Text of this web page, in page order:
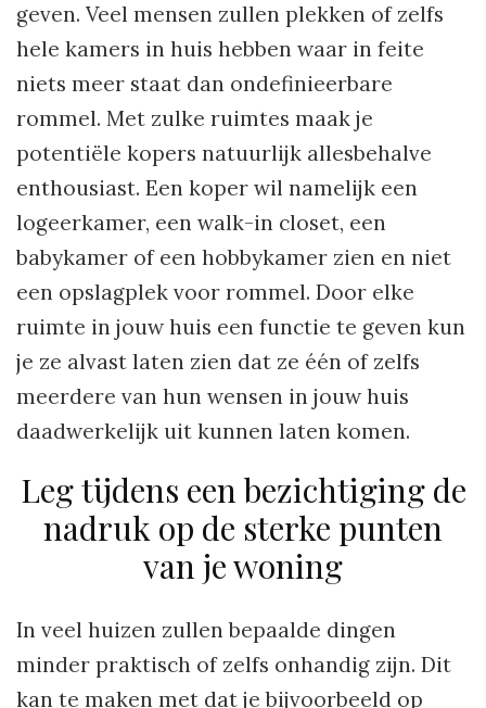
geven. Veel mensen zullen plekken of zelfs
hele kamers in huis hebben waar in feite
niets meer staat dan ondefinieerbare
rommel. Met zulke ruimtes maak je
potentiële kopers natuurlijk allesbehalve
enthousiast. Een koper wil namelijk een
logeerkamer, een walk-in closet, een
babykamer of een hobbykamer zien en niet
een opslagplek voor rommel. Door elke
ruimte in jouw huis een functie te geven kun
je ze alvast laten zien dat ze één of zelfs
meerdere van hun wensen in jouw huis
daadwerkelijk uit kunnen laten komen.
Leg tijdens een bezichtiging de
nadruk op de sterke punten
van je woning
In veel huizen zullen bepaalde dingen
minder praktisch of zelfs onhandig zijn. Dit
kan te maken met dat je bijvoorbeeld op